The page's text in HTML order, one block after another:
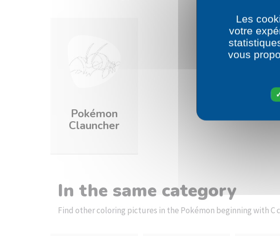
Pokémon
Clauncher
In the same category
Find other coloring pictures in the Pokémon beginning with C
Les
votre
vous